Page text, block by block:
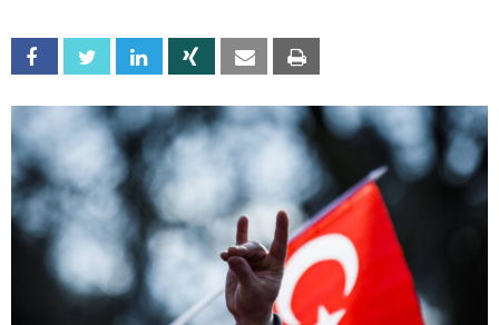
Facebook Twitter Linkedin Xing Email